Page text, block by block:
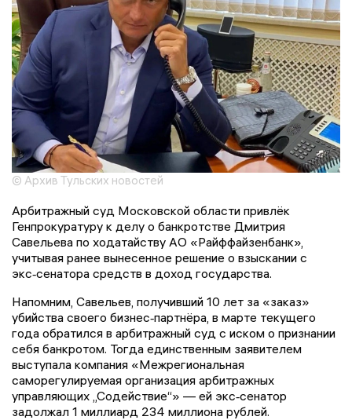
© Архив Тульских новостей
Арбитражный суд Московской области привлёк
Генпрокуратуру к делу о банкротстве Дмитрия
Савельева по ходатайству АО «Райффайзенбанк»,
учитывая ранее вынесенное решение о взыскании с
экс‑сенатора средств в доход государства.
Напомним, Савельев, получивший 10 лет за «заказ»
убийства своего бизнес‑партнёра, в марте текущего
года обратился в арбитражный суд с иском о признании
себя банкротом. Тогда единственным заявителем
выступала компания «Межрегиональная
саморегулируемая организация арбитражных
управляющих „Содействие“» — ей экс‑сенатор
задолжал 1 миллиард 234 миллиона рублей.